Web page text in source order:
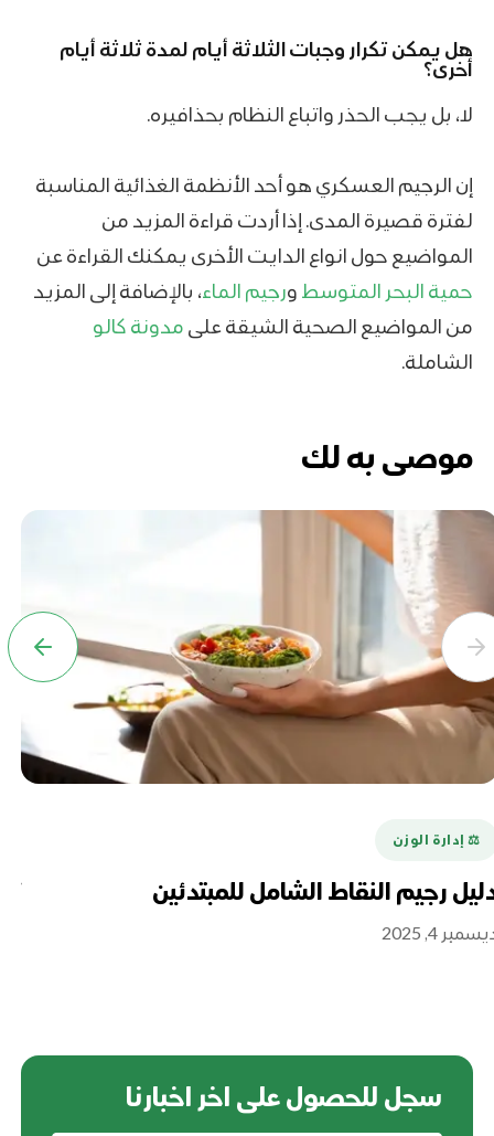
هل يمكن تكرار وجبات الثلاثة أيام لمدة ثلاثة أيام
أخرى؟
لا، بل يجب الحذر واتباع النظام بحذافيره.
إن الرجيم العسكري هو أحد الأنظمة الغذائية المناسبة
لفترة قصيرة المدى. إذا أردت قراءة المزيد من
المواضيع حول انواع الدايت الأخرى يمكنك القراءة عن
حمية البحر المتوسط ورجيم الماء، بالإضافة إلى المزيد
من المواضيع الصحية الشيقة على مدونة كالو
الشاملة.
موصى به لك
⚖️ إدارة الوزن
رجيم النقاط الشامل للمبتدئين
4, 2025
سجل للحصول على اخر اخبارنا